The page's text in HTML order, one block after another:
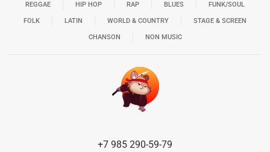
REGGAE HIP HOP RAP BLUES FUNK/SOUL
FOLK LATIN WORLD & COUNTRY STAGE & SCREEN
CHANSON NON MUSIC
+7 985 290-59-79